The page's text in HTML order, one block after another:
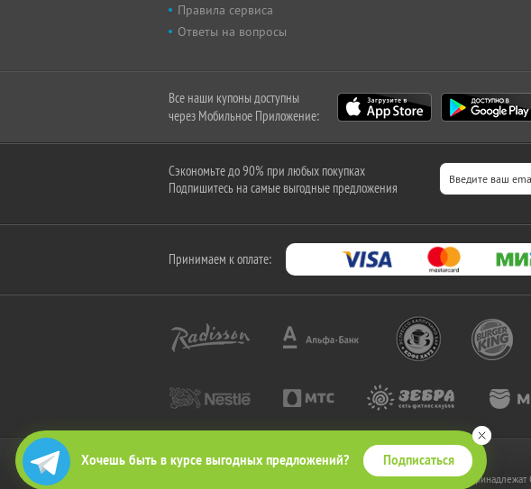
Хочешь быть в курсе выгодных предложений? Подписаться
Правила сервиса
Ответы на вопросы
Все наши купоны доступны
через Мобильное Приложение:
Сэкономьте до 90% при любых покупках
Подпишитесь на самые выгодные предложения
Принимаем к оплате:
2010-2026 © КупиКупон. Все права защищены.
Все права на товарный знак "КупиКупон" и на сайт www.kupikupon.ru